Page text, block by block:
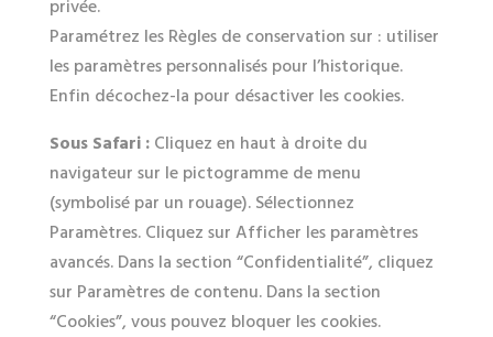
privée.
Paramétrez les Règles de conservation sur : utiliser
les paramètres personnalisés pour l’historique.
Enfin décochez-la pour désactiver les cookies.
Sous Safari :Cliquez en haut à droite du
navigateur sur le pictogramme de menu
(symbolisé par un rouage). Sélectionnez
Paramètres. Cliquez sur Afficher les paramètres
avancés. Dans la section “Confidentialité”, cliquez
sur Paramètres de contenu. Dans la section
“Cookies”, vous pouvez bloquer les cookies.